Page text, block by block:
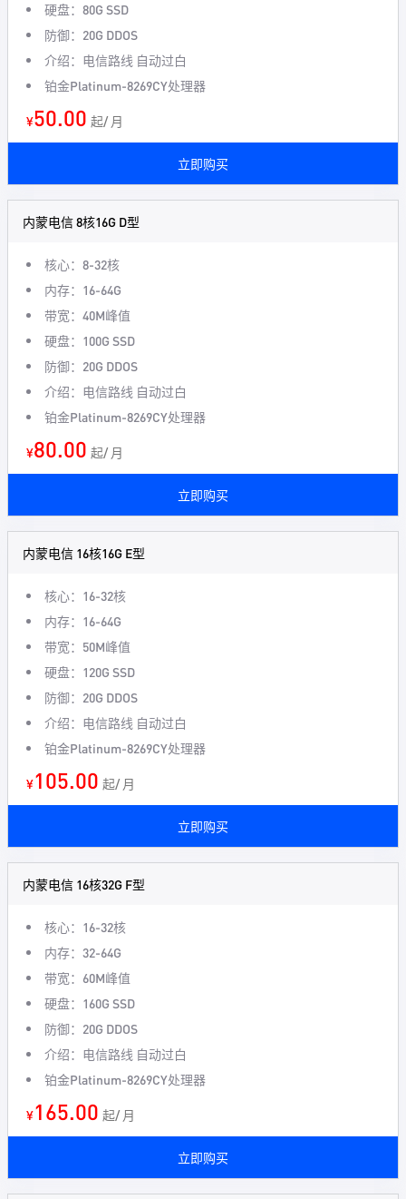
硬盘：80G SSD
防御：20G DDOS
介绍：电信路线 自动过白
铂金Platinum-8269CY处理器
¥50.00 起/ 月
立即购买
内蒙电信 8核16G D型
核心：8-32核
内存：16-64G
带宽：40M峰值
硬盘：100G SSD
防御：20G DDOS
介绍：电信路线 自动过白
铂金Platinum-8269CY处理器
¥80.00 起/ 月
立即购买
内蒙电信 16核16G E型
核心：16-32核
内存：16-64G
带宽：50M峰值
硬盘：120G SSD
防御：20G DDOS
介绍：电信路线 自动过白
铂金Platinum-8269CY处理器
¥105.00 起/ 月
立即购买
内蒙电信 16核32G F型
核心：16-32核
内存：32-64G
带宽：60M峰值
硬盘：160G SSD
防御：20G DDOS
介绍：电信路线 自动过白
铂金Platinum-8269CY处理器
¥165.00 起/ 月
立即购买